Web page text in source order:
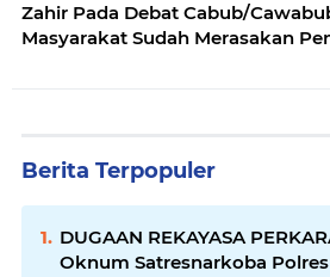
Zahir Pada Debat Cabub/
Masyarakat Sudah Merasakan
Berita Terpopuler
DUGAAN REKAYASA
Oknum Satresnarkoba Polres